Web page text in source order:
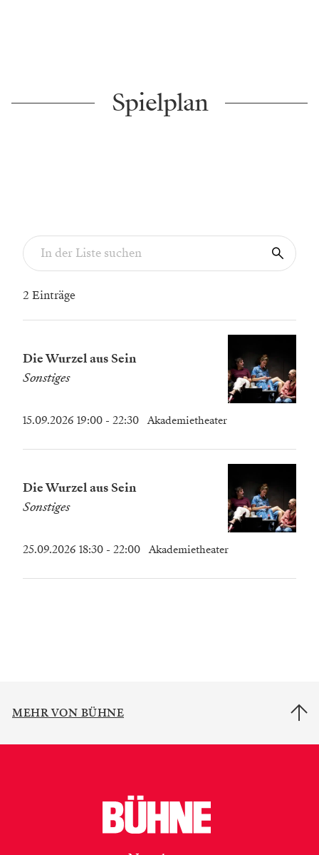
Spielplan
2 Einträge
Die Wurzel aus Sein
Sonstiges
15.09.2026 19:00 - 22:30 Akademietheater
Die Wurzel aus Sein
Sonstiges
25.09.2026 18:30 - 22:00 Akademietheater
MEHR VON BÜHNE